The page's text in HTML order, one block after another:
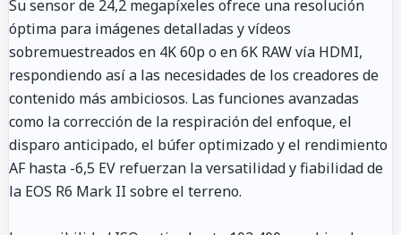
Su sensor de 24,2 megapíxeles ofrece una resolución
óptima para imágenes detalladas y vídeos
sobremuestreados en 4K 60p o en 6K RAW vía HDMI,
respondiendo así a las necesidades de los creadores de
contenido más ambiciosos. Las funciones avanzadas
como la corrección de la respiración del enfoque, el
disparo anticipado, el búfer optimizado y el rendimiento
AF hasta -6,5 EV refuerzan la versatilidad y fiabilidad de
la EOS R6 Mark II sobre el terreno.